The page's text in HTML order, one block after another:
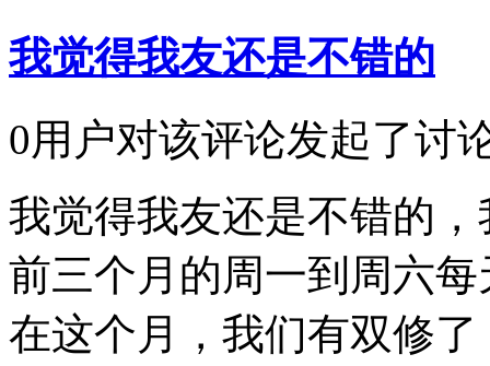
我觉得我友还是不错的
0用户对该评论发起了讨
我觉得我友还是不错的
前三个月的周一到周六
在这个月，我们有双修